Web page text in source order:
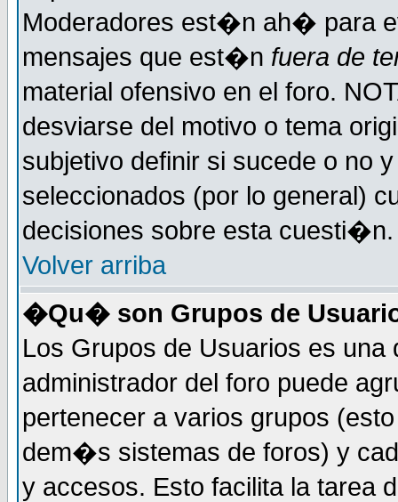
Moderadores est�n ah� para
mensajes que est�n fuera de
material ofensivo en el foro.
desviarse del motivo o tema
subjetivo definir si sucede o no
seleccionados (por lo general)
decisiones sobre esta cuesti�n.
Volver arriba
�Qu� son Grupos de
Los Grupos de Usuarios es una
administrador del foro puede
pertenecer a varios grupos
dem�s sistemas de foros) y
y accesos. Esto facilita la tarea